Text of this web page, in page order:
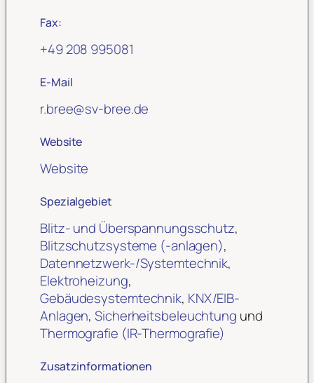
Fax:
+49 208 995081
E-Mail
r.bree@sv-bree.de
Website
Website
Spezialgebiet
Blitz- und Überspannungsschutz,
Blitzschutzsysteme (-anlagen),
Datennetzwerk-/Systemtechnik,
Elektroheizung,
Gebäudesystemtechnik, KNX/EIB-
Anlagen,Sicherheitsbeleuchtung und
Thermografie (IR-Thermografie)
Zusatzinformationen